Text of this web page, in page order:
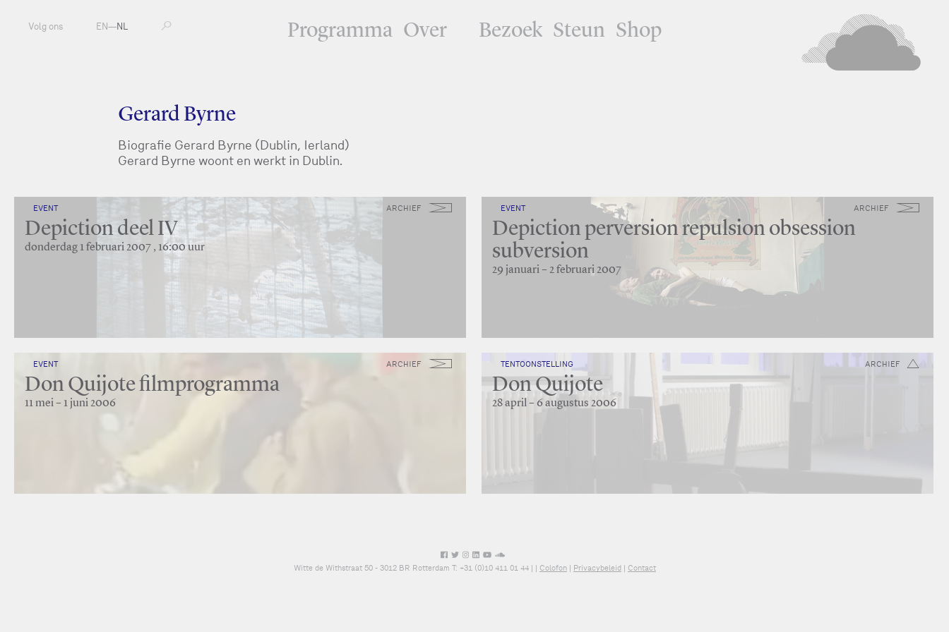
Programma Over Bezoek Steun Shop
Volg ons EN—NL
Gerard Byrne
Biografie Gerard Byrne (Dublin, Ierland)
Gerard Byrne woont en werkt in Dublin.
ARCHIEF
EVENT
Depiction deel IV
donderdag 1 februari 2007 , 16:00 uur
ARCHIEF
EVENT
Depiction perversion repulsion obsession
subversion
29 januari – 2 februari 2007
ARCHIEF
EVENT
Don Quijote filmprogramma
11 mei – 1 juni 2006
ARCHIEF
TENTOONSTELLING
Don Quijote
28 april – 6 augustus 2006
Witte de Withstraat 50 - 3012 BR Rotterdam T: +31 (0)10 411 01 44 | | Colofon| Privacybeleid| Contact